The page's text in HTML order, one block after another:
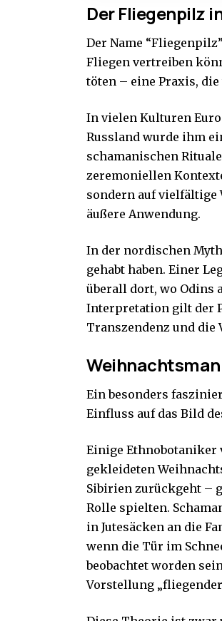
Der Fliegenpilz
Der Name
Fliegen vertreiben
töten – eine Praxis,
In vielen Kulturen
Russland wurde ihm
schamanischen
zeremoniellen
sondern auf vielfältige
äußere Anwendung.
In der nordischen
gehabt haben. Einer
überall dort, wo Odins
Interpretation gilt der
Transzendenz und die
Ein besonders
Einfluss auf das Bild
Einige Ethnobotaniker
gekleideten
Sibirien zurückgeht –
Rolle spielten.
in Jutesäcken an die
wenn die Tür im
beobachtet worden
Vorstellung